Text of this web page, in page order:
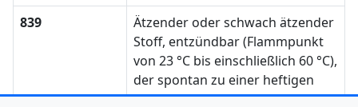
839
Ätzender oder schwach ätzender
Stoff, entzündbar (Flammpunkt
von 23 °C bis einschließlich 60 °C),
der spontan zu einer heftigen
Reaktion führen kann